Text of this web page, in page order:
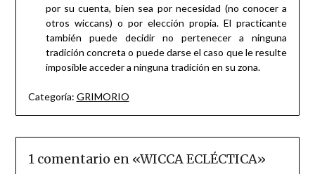
por su cuenta, bien sea por necesidad (no conocer a
otros wiccans) o por elección propia. El practicante
también puede decidir no pertenecer a ninguna
tradición concreta o puede darse el caso que le resulte
imposible acceder a ninguna tradición en su zona.
Categoría: GRIMORIO
1 comentario en «WICCA ECLÉCTICA»